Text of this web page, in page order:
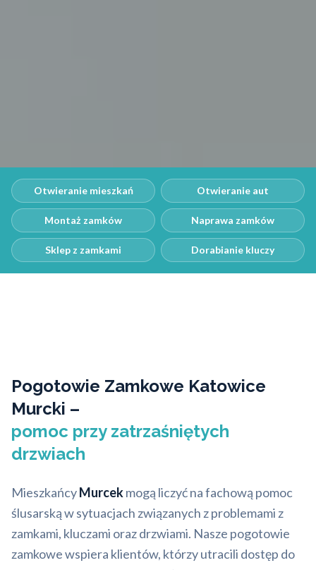
Otwieranie mieszkań Otwieranie aut
Montaż zamków Naprawa zamków
Sklep z zamkami Dorabianie kluczy
Pogotowie Zamkowe Katowice
Murcki –
pomoc przy zatrzaśniętych
drzwiach
MieszkańcyMurcekmogą liczyć na fachową pomoc
ślusarską w sytuacjach związanych z problemami z
zamkami, kluczami oraz drzwiami. Nasze pogotowie
zamkowe wspiera klientów, którzy utracili dostęp do